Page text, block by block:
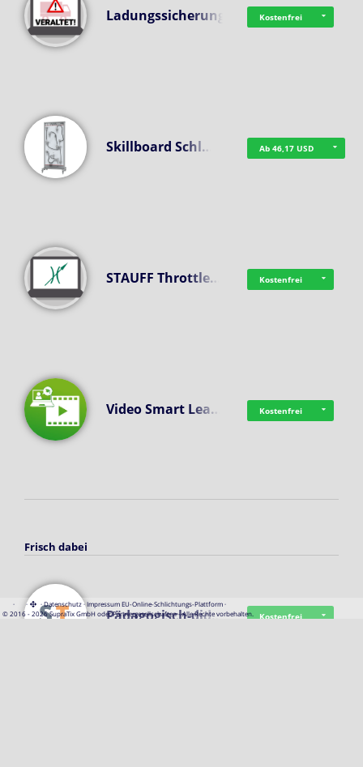
Ladungssicherung Kostenfrei
Skillboard Schl… Ab 46,17 USD
STAUFF Throttle… Kostenfrei
Video Smart Lea… Kostenfrei
Frisch dabei
Pädagogisch-did… Kostenfrei
· · ·Datenschutz·Impressum EU-Online-Schlichtungs-Plattform·
© 2016 - 2026 SupraTix GmbH oder Partnergesellschaften - Alle Rechte vorbehalten.